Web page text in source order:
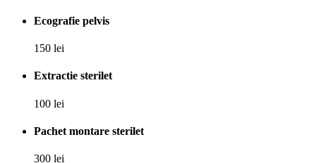
Ecografie pelvis
150 lei
Extractie sterilet
100 lei
Pachet montare sterilet
300 lei